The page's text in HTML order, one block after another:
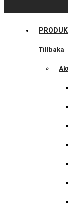
Tillbaka